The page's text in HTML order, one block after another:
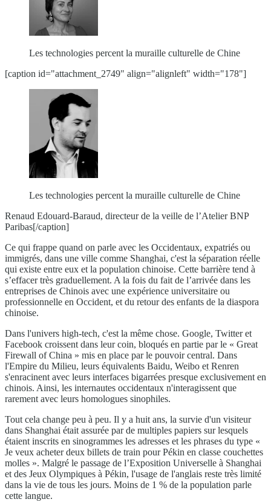
Les technologies percent la muraille culturelle de Chine
[caption id="attachment_2749" align="alignleft" width="178"]
Les technologies percent la muraille culturelle de Chine
Renaud Edouard-Baraud, directeur de la veille de l’Atelier BNP
Paribas[/caption]
Ce qui frappe quand on parle avec les Occidentaux, expatriés ou
immigrés, dans une ville comme Shanghai, c'est la séparation réelle
qui existe entre eux et la population chinoise. Cette barrière tend à
s’effacer très graduellement. A la fois du fait de l’arrivée dans les
entreprises de Chinois avec une expérience universitaire ou
professionnelle en Occident, et du retour des enfants de la diaspora
chinoise.
Dans l'univers high-tech, c'est la même chose. Google, Twitter et
Facebook croissent dans leur coin, bloqués en partie par le « Great
Firewall of China » mis en place par le pouvoir central. Dans
l'Empire du Milieu, leurs équivalents Baidu, Weibo et Renren
s'enracinent avec leurs interfaces bigarrées presque exclusivement en
chinois. Ainsi, les internautes occidentaux n'interagissent que
rarement avec leurs homologues sinophiles.
Tout cela change peu à peu. Il y a huit ans, la survie d'un visiteur
dans Shanghai était assurée par de multiples papiers sur lesquels
étaient inscrits en sinogrammes les adresses et les phrases du type «
Je veux acheter deux billets de train pour Pékin en classe couchettes
molles ». Malgré le passage de l’Exposition Universelle à Shanghai
et des Jeux Olympiques à Pékin, l'usage de l'anglais reste très limité
dans la vie de tous les jours. Moins de 1 % de la population parle
cette langue.